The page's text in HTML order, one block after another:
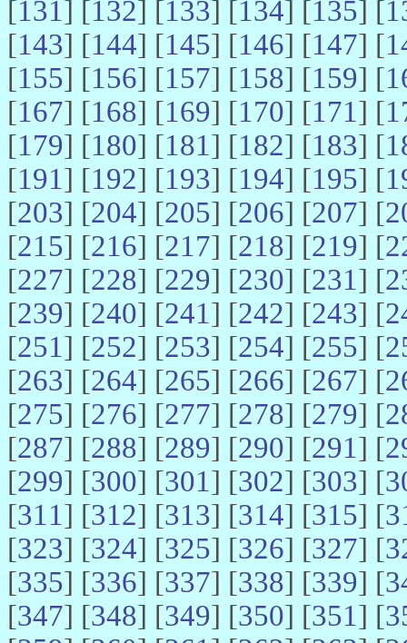
[131] [132] [133] [134] [135] [
[143] [144] [145] [146] [147] [
[155] [156] [157] [158] [159] [
[167] [168] [169] [170] [171] [
[179] [180] [181] [182] [183] [
[191] [192] [193] [194] [195] [
[203] [204] [205] [206] [207] [
[215] [216] [217] [218] [219] [
[227] [228] [229] [230] [231] [
[239] [240] [241] [242] [243] [
[251] [252] [253] [254] [255] [
[263] [264] [265] [266] [267] [
[275] [276] [277] [278] [279] [
[287] [288] [289] [290] [291] [
[299] [300] [301] [302] [303] [
[311] [312] [313] [314] [315] [
[323] [324] [325] [326] [327] [
[335] [336] [337] [338] [339] [
[347] [348] [349] [350] [351] [